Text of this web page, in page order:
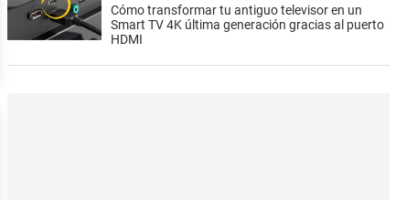
Cómo transformar tu antiguo televisor en un
Smart TV 4K última generación gracias al puerto
HDMI